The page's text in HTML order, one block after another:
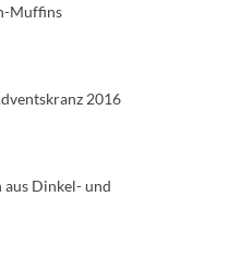
Muffins
2016
Dinkel- und